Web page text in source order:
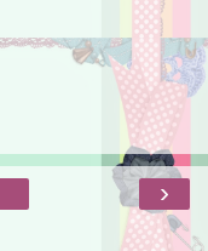
›